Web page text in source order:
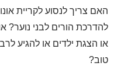
האם צריך לנסוע לקריית
להדרכת הורים לבני נוער?
או הצגת ילדים או להגיע
טוב?